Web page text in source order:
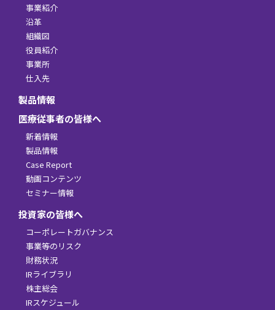
事業紹介
沿革
組織図
役員紹介
事業所
仕入先
製品情報
医療従事者の皆様へ
新着情報
製品情報
Case Report
動画コンテンツ
セミナー情報
投資家の皆様へ
コーポレートガバナンス
事業等のリスク
財務状況
IRライブラリ
株主総会
IRスケジュール